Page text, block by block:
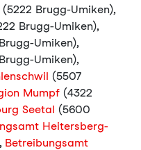
(5222 Brugg-Umiken),
Brugg-Umiken),
Umiken),
Umiken),
(5507
Mumpf (4322
Seetal (5600
Heitersberg-
Betreibungsamt